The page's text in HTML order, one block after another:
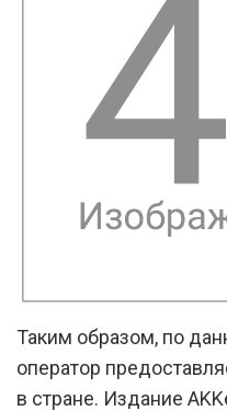
Таким образом, по
оператор
в стране. Издание